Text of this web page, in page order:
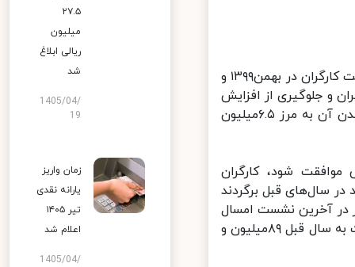
نگاهی به نرخ تورم بهمن‌ماه و مقایسه آن با هزینه محاسبه شده برای معیشت کارگران در بهمن۱۳۹۹ و
و جلوگیری از افزایش
فشار به معیشت آنها، افزایش ۶۰درصدی حداقل مزد و مزایای کارگری و رساندن آن به مرز ۶.۵میلیون
این میزان افزایش موافقت شود، کارگران
سال‌های قبل برگردند
در آخرین نشست امسال
خود، هزینه معیشت یک خانوار ۳.۳نفره کارگری را با ۳۰.۲درصد افزایش نسبت به سال قبل ۸۹میلیون و
۲۷.۵
میلیون
ریالی ابلاغ
شد
1405/04/
19
زمان واریز
یارانه نقدی
تیر ۱۴۰۵
اعلام شد
1405/04/